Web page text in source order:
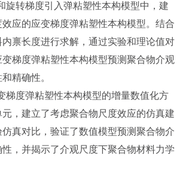
旋转梯度引入弹粘塑性本构模型中，建
应的应变梯度弹粘塑性本构模型。结合
禀长度进行求解，通过实验和理论值对
梯度弹粘塑性本构模型预测聚合物介观
精确性。
梯度弹粘塑性本构模型的增量数值化方
，建立了考虑聚合物尺度效应的仿真建
真对比，验证了数值模型预测聚合物介
，并揭示了介观尺度下聚合物材料力学